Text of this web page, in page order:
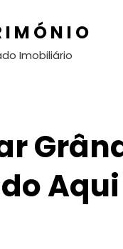
Imobiliário
Aqui